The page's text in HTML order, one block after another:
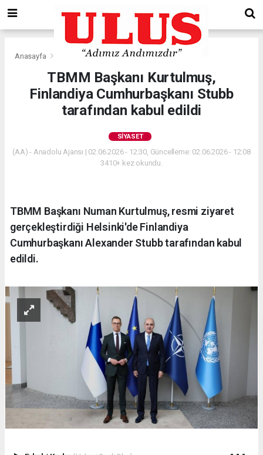
Anasayfa
TBMM Başkanı Kurtulmuş,
Finlandiya Cumhurbaşkanı Stubb
tarafından kabul edildi
SIYASET
(AA) - Anadolu Ajansı | 02.06.2026 - 12:30, Güncelleme: 02.06.2026 - 12:08
3410+ kez okundu.
TBMM Başkanı Numan Kurtulmuş, resmi ziyaret
gerçekleştirdiği Helsinki'de Finlandiya
Cumhurbaşkanı Alexander Stubb tarafından kabul
edildi.